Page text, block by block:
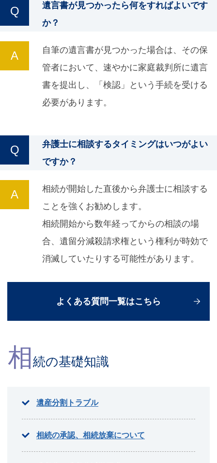
遺言書が見つかったら何をすればよいです
か？
自筆の遺言書が見つかった場合は、その保
管者において、速やかに家庭裁判所に遺言
書を提出し、「検認」という手続を受ける
必要があります。
弁護士に相談するタイミングはいつがよい
ですか？
相続が開始した直後から弁護士に相談する
ことを強くお勧めします。
相続開始から数年経ってからの相談の場
合、遺留分減殺請求権という権利が時効で
消滅していたりする可能性があります。
よくある質問一覧はこちら
相 続の基礎知識
遺産分割トラブル
相続の承認、相続放棄について